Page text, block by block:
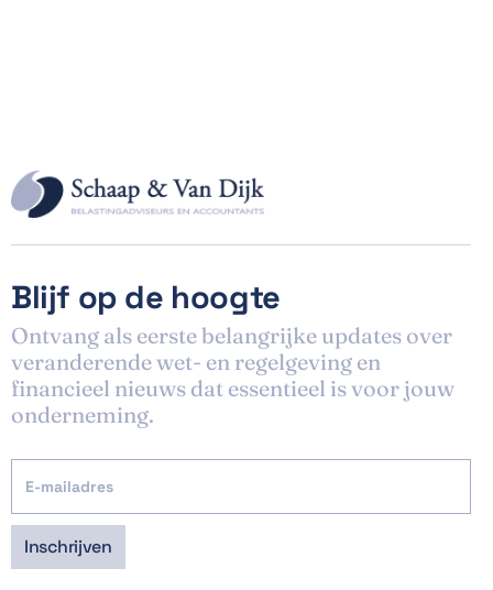
Blijf op de hoogte
Ontvang als eerste belangrijke updates over
veranderende wet- en regelgeving en
financieel nieuws dat essentieel is voor jouw
onderneming.